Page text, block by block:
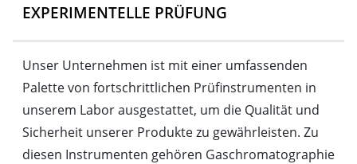
EXPERIMENTELLE PRÜFUNG
Unser Unternehmen ist mit einer umfassenden
Palette von fortschrittlichen Prüfinstrumenten in
unserem Labor ausgestattet, um die Qualität und
Sicherheit unserer Produkte zu gewährleisten. Zu
diesen Instrumenten gehören Gaschromatographie